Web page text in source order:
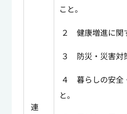
連
こと。
２ 健康増進に関
３ 防災・災害対
４ 暮らしの安全
と。